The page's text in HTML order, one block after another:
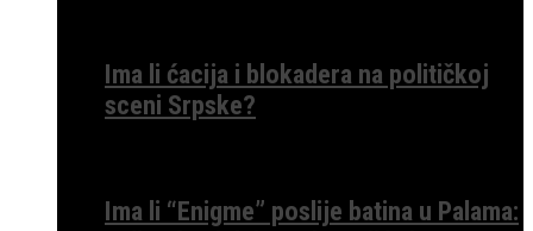
Ima li ćacija i blokadera na političkoj
sceni Srpske?
Ima li “Enigme” poslije batina u Palama: